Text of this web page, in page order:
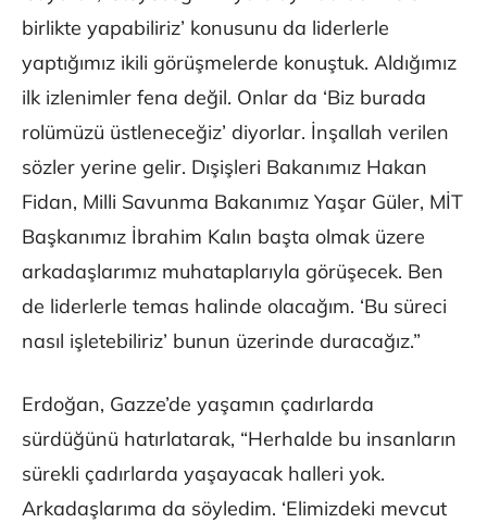
birlikte yapabiliriz’ konusunu da liderlerle
yaptığımız ikili görüşmelerde konuştuk. Aldığımız
ilk izlenimler fena değil. Onlar da ‘Biz burada
rolümüzü üstleneceğiz’ diyorlar. İnşallah verilen
sözler yerine gelir. Dışişleri Bakanımız Hakan
Fidan, Milli Savunma Bakanımız Yaşar Güler, MİT
Başkanımız İbrahim Kalın başta olmak üzere
arkadaşlarımız muhataplarıyla görüşecek. Ben
de liderlerle temas halinde olacağım. ‘Bu süreci
nasıl işletebiliriz’ bunun üzerinde duracağız.”
Erdoğan, Gazze’de yaşamın çadırlarda
sürdüğünü hatırlatarak, “Herhalde bu insanların
sürekli çadırlarda yaşayacak halleri yok.
Arkadaşlarıma da söyledim. ‘Elimizdeki mevcut